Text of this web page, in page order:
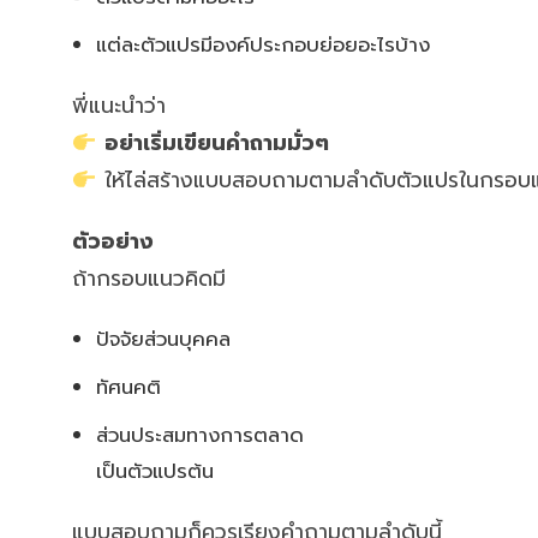
แต่ละตัวแปรมีองค์ประกอบย่อยอะไรบ้าง
พี่แนะนำว่า
อย่าเริ่มเขียนคำถามมั่วๆ
ให้ไล่สร้างแบบสอบถามตามลำดับตัวแปรในกรอบ
ตัวอย่าง
ถ้ากรอบแนวคิดมี
ปัจจัยส่วนบุคคล
ทัศนคติ
ส่วนประสมทางการตลาด
เป็นตัวแปรต้น